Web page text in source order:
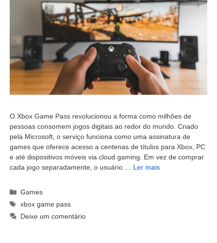
O Xbox Game Pass revolucionou a forma como milhões de
pessoas consomem jogos digitais ao redor do mundo. Criado
pela Microsoft, o serviço funciona como uma assinatura de
games que oferece acesso a centenas de títulos para Xbox, PC
e até dispositivos móveis via cloud gaming. Em vez de comprar
cada jogo separadamente, o usuário … Ler mais
Categorias
Games
Tags
xbox game pass
Deixe um comentário